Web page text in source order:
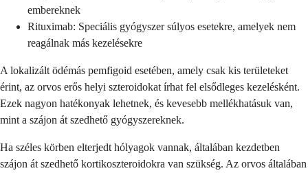
embereknek
Rituximab: Speciális gyógyszer súlyos esetekre, amelyek nem
reagálnak más kezelésekre
A lokalizált ödémás pemfigoid esetében, amely csak kis területeket
érint, az orvos erős helyi szteroidokat írhat fel elsődleges kezelésként.
Ezek nagyon hatékonyak lehetnek, és kevesebb mellékhatásuk van,
mint a szájon át szedhető gyógyszereknek.
Ha széles körben elterjedt hólyagok vannak, általában kezdetben
szájon át szedhető kortikoszteroidokra van szükség. Az orvos általában